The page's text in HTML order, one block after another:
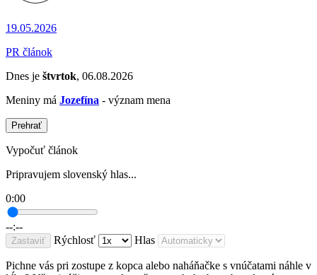
19.05.2026
PR článok
Dnes je štvrtok, 06.08.2026
Meniny má Jozefína - význam mena
Prehrať
Vypočuť článok
Pripravujem slovenský hlas...
0:00
--:--
Zastaviť Rýchlosť Hlas
Pichne vás pri zostupe z kopca alebo naháňačke s vnúčatami náhle v